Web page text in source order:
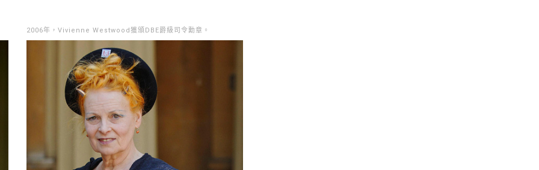
2006年，Vivienne Westwood獲頒DBE爵級司令勳章。